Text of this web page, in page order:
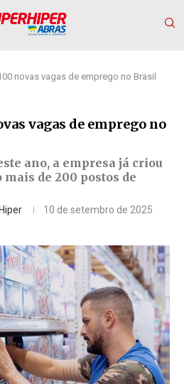
novas vagas de emprego no Brasil
vagas de emprego no
ano, a empresa já criou
de 200 postos de
10 de setembro de 2025